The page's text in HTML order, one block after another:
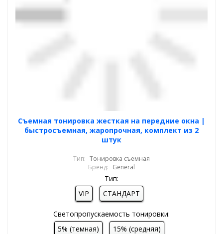
Cъемная тонировка жесткая на передние окна |
быстросъемная, жаропрочная, комплект из 2
штук
Тип: Тонировка съемная
Бренд: General
Тип:
VIP
СТАНДАРТ
Светопропускаемость тонировки:
5% (темная)
15% (средняя)